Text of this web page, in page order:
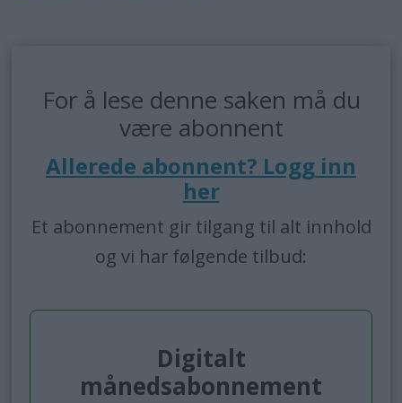
For å lese denne saken må du
være abonnent
Allerede abonnent? Logg inn
her
Et abonnement gir tilgang til alt innhold
og vi har følgende tilbud:
Digitalt
månedsabonnement